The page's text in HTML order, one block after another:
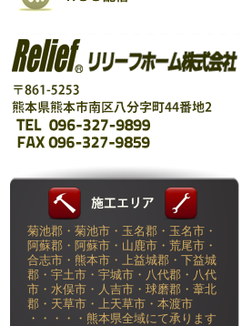
菊池郡・菊池市・玉名郡・玉名市・
阿蘇郡・阿蘇市・山鹿市・荒尾市・
合志市・熊本市・上益城郡・下益城
郡・宇土市・宇城市・八代郡・八代
市・水俣市・人吉市・球磨郡・葦北
郡・天草市・上天草市・本渡市
・・・・・熊本県全域にて承ります